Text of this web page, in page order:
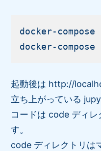
docker-
起動後は http://
立ち上がっている
コードは code ディ
す。
code ディレクトリは